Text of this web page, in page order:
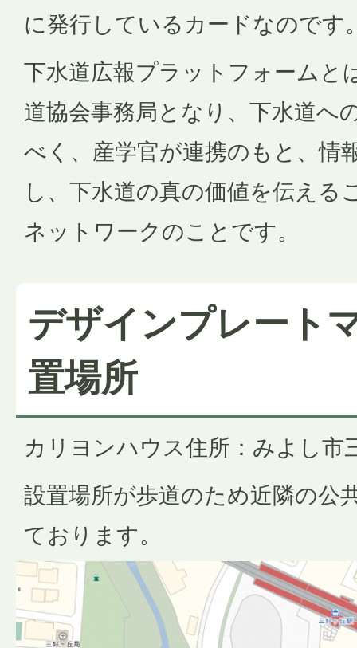
に発行しているカードなのです
下水道広報プラットフォームと
道協会事務局となり、下水道へ
べく、産学官が連携のもと、情
し、下水道の真の価値を伝える
ネットワークのことです。
デザインプレート
置場所
カリヨンハウス住所：みよし市
設置場所が歩道のため近隣の公
ております。